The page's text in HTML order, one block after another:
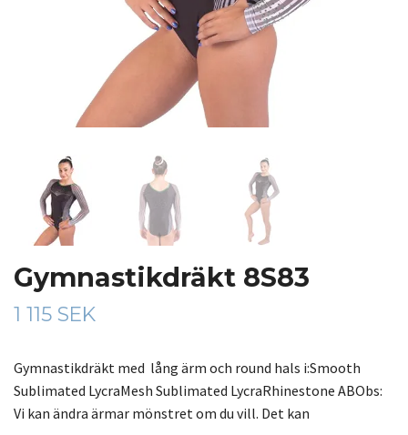
Gymnastikdräkt 8S83
1 115 SEK
Gymnastikdräkt med lång ärm och round hals i:Smooth
Sublimated LycraMesh Sublimated LycraRhinestone ABObs:
Vi kan ändra ärmar mönstret om du vill. Det kan